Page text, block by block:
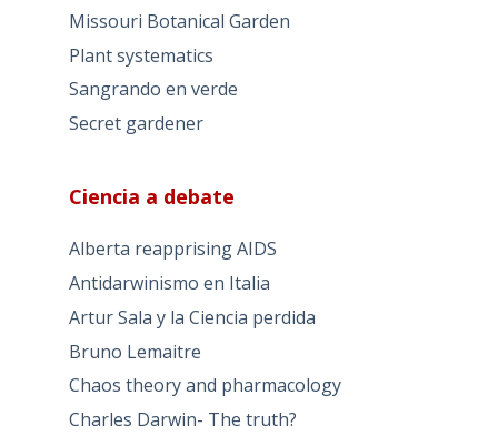
Missouri Botanical Garden
Plant systematics
Sangrando en verde
Secret gardener
Ciencia a debate
Alberta reapprising AIDS
Antidarwinismo en Italia
Artur Sala y la Ciencia perdida
Bruno Lemaitre
Chaos theory and pharmacology
Charles Darwin- The truth?